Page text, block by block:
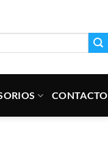
CONTACTO